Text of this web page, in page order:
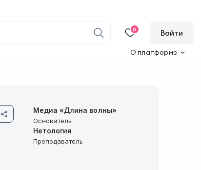
0 Войти
О платформе
Медиа «Длина волны»
Основатель
Нетология
Преподаватель